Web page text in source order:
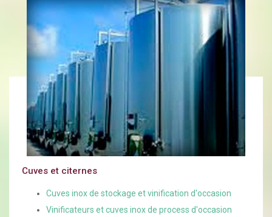
Cuves et citernes
Cuves inox de stockage et vinification d'occasion
Vinificateurs et cuves inox de process d'occasion